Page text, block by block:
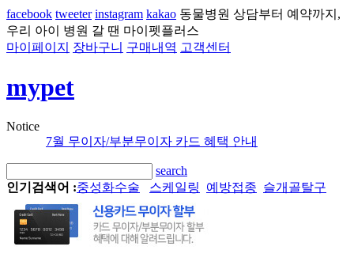
facebook tweeter instagram kakao 동물병원 상담부터 예약까지,
우리 아이 병원 갈 땐 마이펫플러스
마이페이지
장바구니 구매내역 고객센터
mypet
Notice
7월 무이자/부분무이자 카드 혜택 안내
search
인기검색어 :중성화수술 스케일링 예방접종 슬개골탈구